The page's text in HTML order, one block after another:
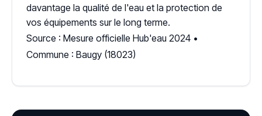
davantage la qualité de l'eau et la protection de
vos équipements sur le long terme.
Source : Mesure officielle Hub'eau 2024 •
Commune : Baugy (18023)